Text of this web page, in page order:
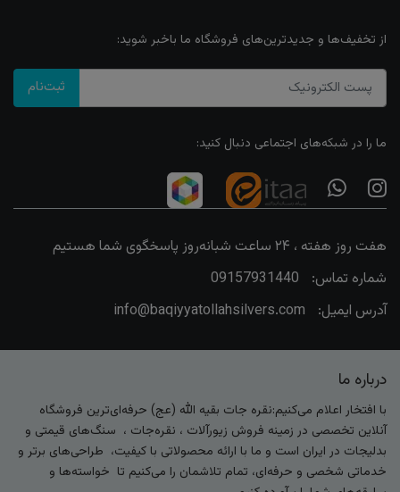
از تخفیف‌ها و جدیدترین‌های فروشگاه ما باخبر شوید:
ثبت‌نام
ما را در شبکه‌های اجتماعی دنبال کنید:
هفت روز هفته ، ۲۴ ساعت شبانه‌روز پاسخگوی شما هستیم
شماره تماس:
09157931440
آدرس ایمیل:
info@baqiyyatollahsilvers.com
درباره ما
با افتخار اعلام می‌کنیم:نقره جات بقیه الله (عج) حرفه‌ای‌ترین فروشگاه
آنلاین تخصصی در زمینه فروش زیورآلات ، نقره‌جات ، سنگ‌های قیمتی و
بدلیجات در ایران است و ما با ارائه محصولاتی با کیفیت، طراحی‌های برتر و
خدماتی شخصی و حرفه‌ای، تمام تلاشمان را می‌کنیم تا خواسته‌ها و